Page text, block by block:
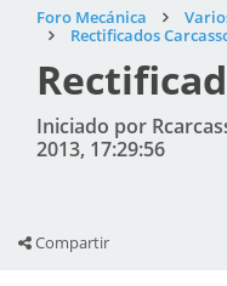
Foro Mecánica
Rectificados
Iniciado por
2013, 17:29:56
Compartir